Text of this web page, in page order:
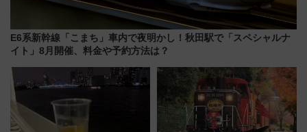
E6系新幹線「こまち」車内で夜明かし！秋田駅で「スペシャルナ
イト」8月開催、料金や予約方法は？